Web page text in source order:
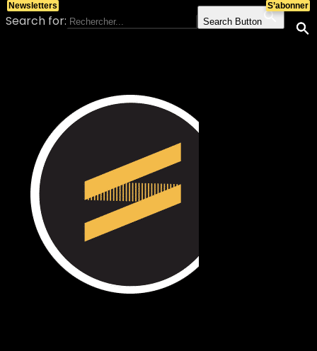
Search for: Search Button
S’abonner
Newsletters